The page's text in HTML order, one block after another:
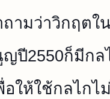
ามว่าวิกฤตใน
ปี2550ก็มีกล
อให้ใช้กลไกไ